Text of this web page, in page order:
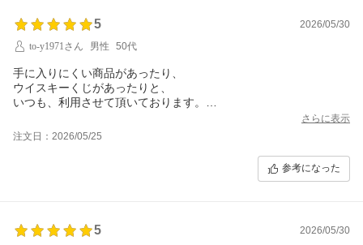
5
2026/05/30
to-y1971さん
男性 50代
手に入りにくい商品があったり、
ウイスキーくじがあったりと、
いつも、利用させて頂いております。
さらに表示
注文日：2026/05/25
参考になった
5
2026/05/30